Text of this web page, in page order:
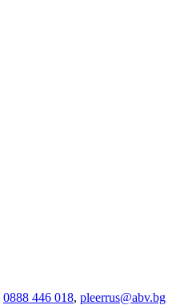
0888 446 018, pleerrus@abv.bg